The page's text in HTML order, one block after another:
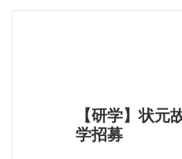
【研学】状元
学招募